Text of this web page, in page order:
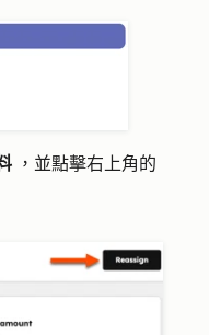
，並點擊右上角的